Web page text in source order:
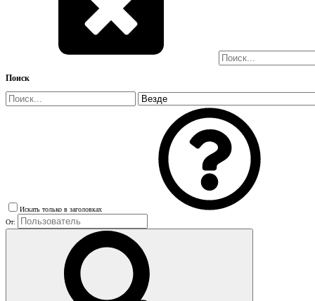
Поиск
Искать только в заголовках
От: